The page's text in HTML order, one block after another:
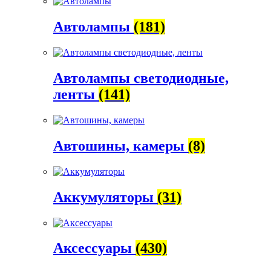
Автолампы (181)
Автолампы светодиодные,
ленты (141)
Автошины, камеры (8)
Аккумуляторы (31)
Аксессуары (430)